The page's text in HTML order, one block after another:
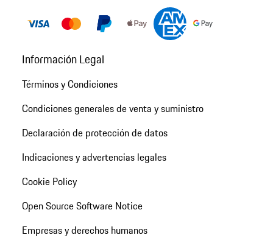
Información Legal
Términos y Condiciones
Condiciones generales de venta y suministro
Declaración de protección de datos
Indicaciones y advertencias legales
Cookie Policy
Open Source Software Notice
Empresas y derechos humanos